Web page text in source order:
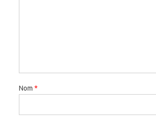
Nom *